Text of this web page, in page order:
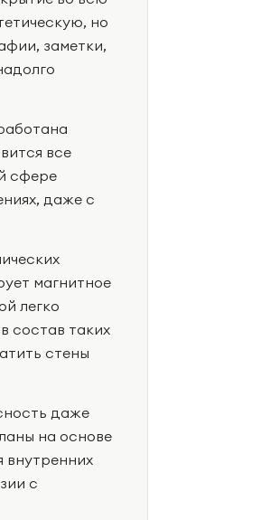
но
заметки,
все
сфере
даже с
магнитное
легко
состав таких
стены
даже
на основе
внутренних
с